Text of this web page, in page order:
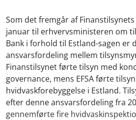
Som det fremgår af
januar til erhvervsministeren om
Bank i forhold til Estland-sagen er
ansvarsfordeling mellem
Finanstilsynet førte tilsyn med
governance, mens EFSA førte
hvidvaskforebyggelse i Estland.
efter denne ansvarsfordeling fra
gennemførte fire